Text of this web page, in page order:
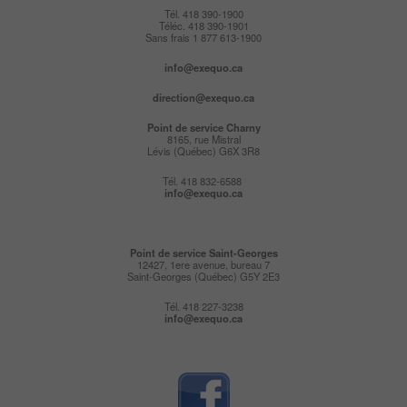
Tél. 418 390-1900
Téléc. 418 390-1901
Sans frais 1 877 613-1900
info@exequo.ca
direction@exequo.ca
Point de service Charny
8165, rue Mistral
Lévis (Québec) G6X 3R8
Tél. 418 832-6588
info@exequo.ca
Point de service Saint-Georges
12427, 1ere avenue, bureau 7
Saint-Georges (Québec) G5Y 2E3
Tél. 418 227-3238
info@exequo.ca